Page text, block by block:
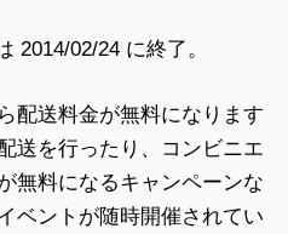
2014/02/24 に終了。
配送料金が無料になります
送を行ったり、コンビニエ
無料になるキャンペーンな
ベントが随時開催されてい